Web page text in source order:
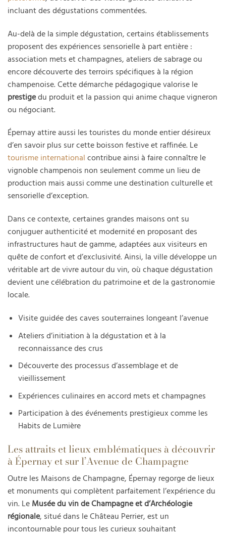
incluant des dégustations commentées.
Au-delà de la simple dégustation, certains établissements
proposent des expériences sensorielle à part entière :
association mets et champagnes, ateliers de sabrage ou
encore découverte des terroirs spécifiques à la région
champenoise. Cette démarche pédagogique valorise le
prestigedu produit et la passion qui anime chaque vigneron
ou négociant.
Épernay attire aussi les touristes du monde entier désireux
d’en savoir plus sur cette boisson festive et raffinée. Le
tourisme international contribue ainsi à faire connaître le
vignoble champenois non seulement comme un lieu de
production mais aussi comme une destination culturelle et
sensorielle d’exception.
Dans ce contexte, certaines grandes maisons ont su
conjuguer authenticité et modernité en proposant des
infrastructures haut de gamme, adaptées aux visiteurs en
quête de confort et d’exclusivité. Ainsi, la ville développe un
véritable art de vivre autour du vin, où chaque dégustation
devient une célébration du patrimoine et de la gastronomie
locale.
Visite guidée des caves souterraines longeant l’avenue
Ateliers d’initiation à la dégustation et à la
reconnaissance des crus
Découverte des processus d’assemblage et de
vieillissement
Expériences culinaires en accord mets et champagnes
Participation à des événements prestigieux comme les
Habits de Lumière
Les attraits et lieux emblématiques à découvrir
à Épernay et sur l’Avenue de Champagne
Outre les Maisons de Champagne, Épernay regorge de lieux
et monuments qui complètent parfaitement l’expérience du
vin. Le Musée du vin de Champagne et d’Archéologie
régionale, situé dans le Château Perrier, est un
incontournable pour tous les curieux souhaitant